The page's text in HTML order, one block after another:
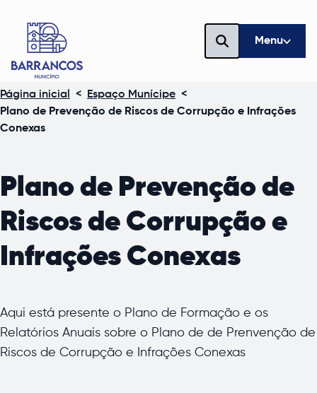
Menu
Página inicial < Espaço Munícipe <
Plano de Prevenção de Riscos de Corrupção e Infrações
Conexas
Plano de Prevenção de
Riscos de Corrupção e
Infrações Conexas
Aqui está presente o Plano de Formação e os
Relatórios Anuais sobre o Plano de de Prenvenção de
Riscos de Corrupção e Infrações Conexas